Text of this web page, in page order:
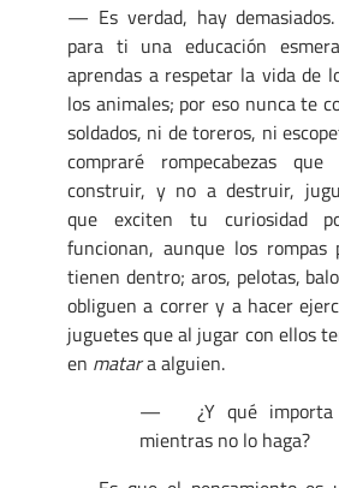
— Es verdad, hay
para ti una educación
aprendas a respetar la vida de
los animales; por eso nunca te
soldados, ni de toreros, ni
compraré rompecabezas
construir, y no a destruir,
que exciten tu curiosidad
funcionan, aunque los
tienen dentro; aros, pelotas,
obliguen a correr y a hacer
juguetes que al jugar con ellos
en matara alguien.
— ¿Y qué importa
mientras no lo haga?